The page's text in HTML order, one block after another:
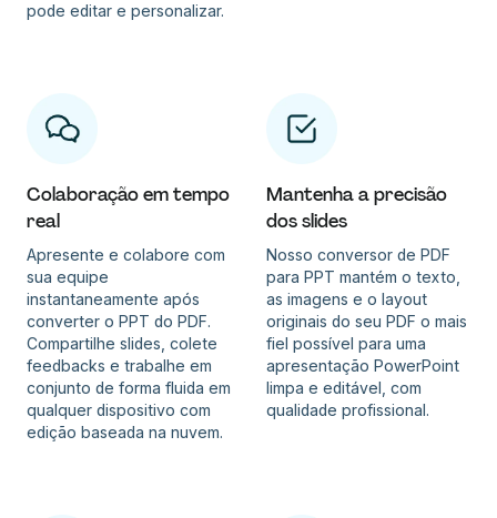
pode editar e personalizar.
Colaboração em tempo
real
Apresente e colabore com
sua equipe
instantaneamente após
converter o PPT do PDF.
Compartilhe slides, colete
feedbacks e trabalhe em
conjunto de forma fluida em
qualquer dispositivo com
edição baseada na nuvem.
Mantenha a precisão
dos slides
Nosso conversor de PDF
para PPT mantém o texto,
as imagens e o layout
originais do seu PDF o mais
fiel possível para uma
apresentação PowerPoint
limpa e editável, com
qualidade profissional.